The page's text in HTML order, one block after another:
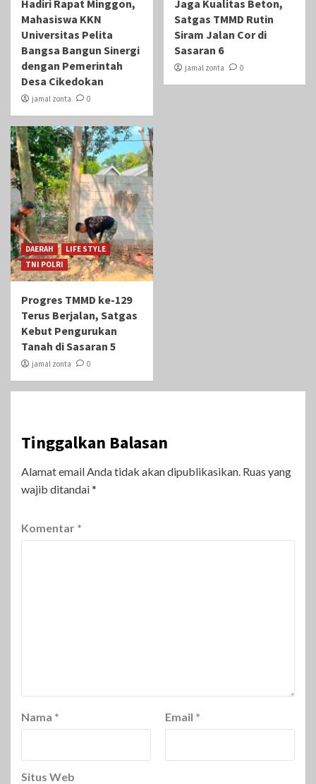
Hadiri Rapat Minggon,
Mahasiswa KKN
Universitas Pelita
Bangsa Bangun Sinergi
dengan Pemerintah
Desa Cikedokan
jamal zonta 0
Jaga Kualitas Beton,
Satgas TMMD Rutin
Siram Jalan Cor di
Sasaran 6
jamal zonta 0
DAERAH
LIFE STYLE
TNI POLRI
Progres TMMD ke-129
Terus Berjalan, Satgas
Kebut Pengurukan
Tanah di Sasaran 5
jamal zonta 0
Tinggalkan Balasan
Alamat email Anda tidak akan dipublikasikan. Ruas yang
wajib ditandai*
Komentar *
Nama * Email *
Situs Web